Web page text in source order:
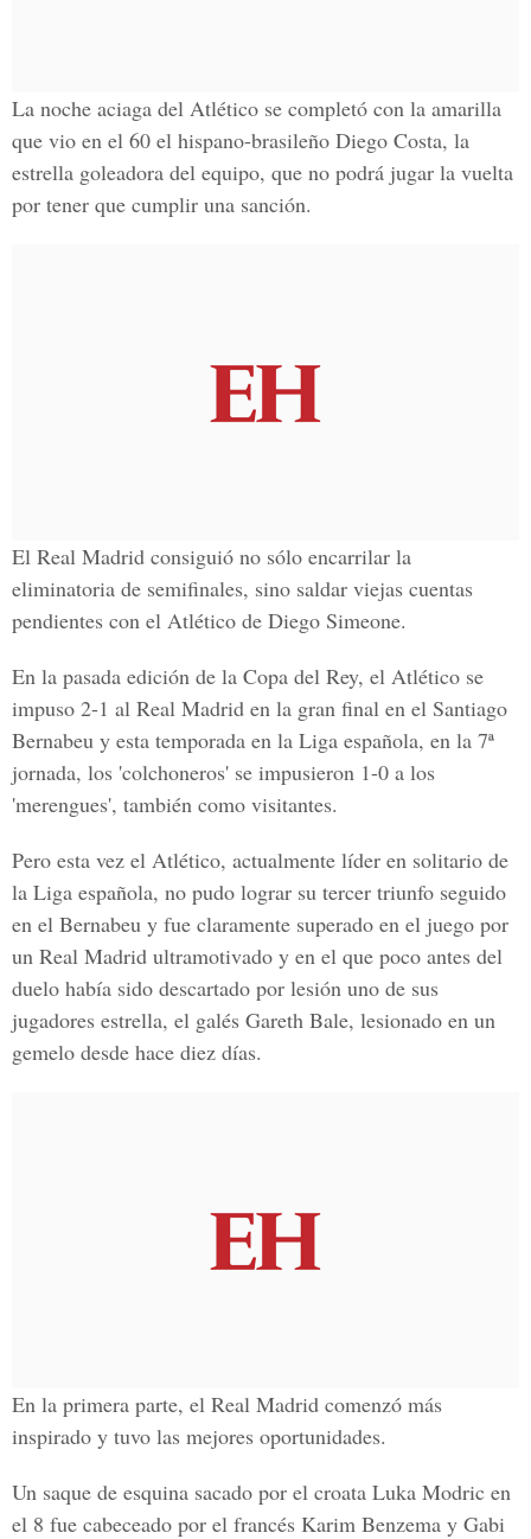
La noche aciaga del Atlético se completó con la amarilla
que vio en el 60 el hispano-brasileño Diego Costa, la
estrella goleadora del equipo, que no podrá jugar la vuelta
por tener que cumplir una sanción.
El Real Madrid consiguió no sólo encarrilar la
eliminatoria de semifinales, sino saldar viejas cuentas
pendientes con el Atlético de Diego Simeone.
En la pasada edición de la Copa del Rey, el Atlético se
impuso 2-1 al Real Madrid en la gran final en el Santiago
Bernabeu y esta temporada en la Liga española, en la 7ª
jornada, los 'colchoneros' se impusieron 1-0 a los
'merengues', también como visitantes.
Pero esta vez el Atlético, actualmente líder en solitario de
la Liga española, no pudo lograr su tercer triunfo seguido
en el Bernabeu y fue claramente superado en el juego por
un Real Madrid ultramotivado y en el que poco antes del
duelo había sido descartado por lesión uno de sus
jugadores estrella, el galés Gareth Bale, lesionado en un
gemelo desde hace diez días.
En la primera parte, el Real Madrid comenzó más
inspirado y tuvo las mejores oportunidades.
Un saque de esquina sacado por el croata Luka Modric en
el 8 fue cabeceado por el francés Karim Benzema y Gabi